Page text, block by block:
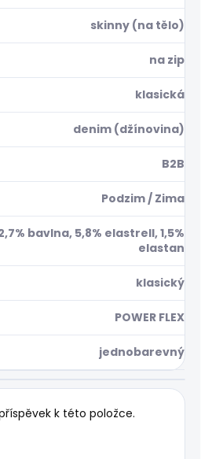
skinny (na tělo)
na zip
klasická
denim (džínovina)
B2B
Podzim / Zima
bavlna, 5,8% elastrell, 1,5%
elastan
klasický
POWER FLEX
jednobarevný
k této položce.